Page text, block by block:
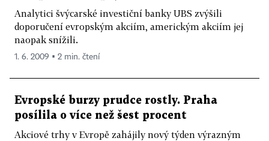
Analytici švýcarské investiční banky UBS zvýšili
doporučení evropským akciím, americkým akciím jej
naopak snížili.
1. 6. 2009 ▪ 2 min. čtení
Evropské burzy prudce rostly. Praha
posílila o více než šest procent
Akciové trhy v Evropě zahájily nový týden výrazným